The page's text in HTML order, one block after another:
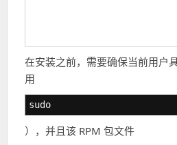
在安装之前，需要确保当前用户
用
sudo
），并且该 RPM 包文件